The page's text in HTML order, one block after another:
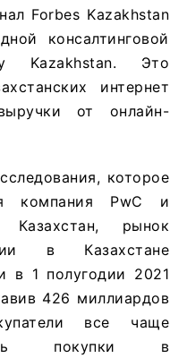
Forbes Kazakhstan
консалтинговой
Kazakhstan. Это
интернет
от онлайн-
которое
компания PwC и
Казахстан, рынок
в Казахстане
в 1 полугодии 2021
426 миллиардов
все чаще
покупки в